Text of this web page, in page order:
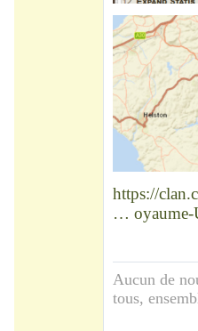
https://
… oyaume-
Aucun de
tous,